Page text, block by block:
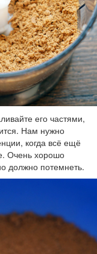
его частями,
Нам нужно
когда всё ещё
Очень хорошо
должно потемнеть.